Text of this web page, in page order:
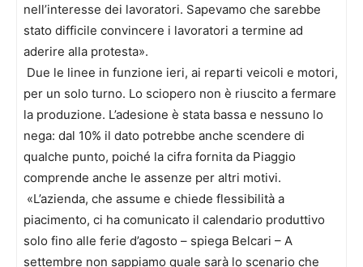
nell’interesse dei lavoratori. Sapevamo che sarebbe
stato difficile convincere i lavoratori a termine ad
aderire alla protesta».
Due le linee in funzione ieri, ai reparti veicoli e motori,
per un solo turno. Lo sciopero non è riuscito a fermare
la produzione. L’adesione è stata bassa e nessuno lo
nega: dal 10% il dato potrebbe anche scendere di
qualche punto, poiché la cifra fornita da Piaggio
comprende anche le assenze per altri motivi.
«L’azienda, che assume e chiede flessibilità a
piacimento, ci ha comunicato il calendario produttivo
solo fino alle ferie d’agosto – spiega Belcari – A
settembre non sappiamo quale sarà lo scenario che